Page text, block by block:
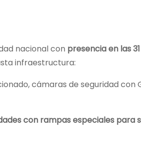
nacional con presencia en las
infraestructura:
cámaras de seguridad con
con rampas especiales para